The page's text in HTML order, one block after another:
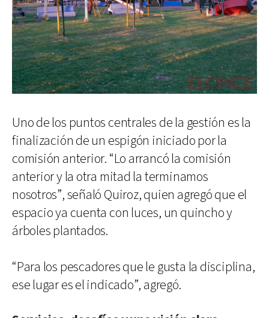
Uno de los puntos centrales de la gestión es la
finalización de un espigón iniciado por la
comisión anterior. “Lo arrancó la comisión
anterior y la otra mitad la terminamos
nosotros”, señaló Quiroz, quien agregó que el
espacio ya cuenta con luces, un quincho y
árboles plantados.
“Para los pescadores que le gusta la disciplina,
ese lugar es el indicado”, agregó.